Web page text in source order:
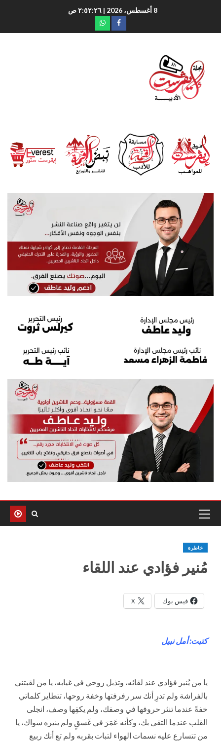
8 أغسطس، 2026 | ٢:٥٢:٢٧ ص
خاطرة
مُنير فؤادي عند اللقاء
فيس بوك X
كتبت: أمل نبيل
يا من يُنير فؤادي عند لقائه، وتذبل روحي في غيابه، يا من لقبتني
بالفراشة ولم تدرِ أنك سر رفرفتها وخفة روحها، تتطاير كلماتي
خفةً عندما تنثر حروفها في وصفك، ولم يكفِها وصف، انجلى
القلب عندما التقى بك، وكأنه عَمَرَ في غَسقٍ ولم ينيره سواك، يا
من تتسارع عليه نسمات الهواء لتبات بقربه ولم تعِ أنك ربيع